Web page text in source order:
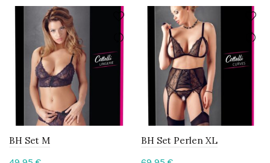
BH Set M
BH Set Perlen XL